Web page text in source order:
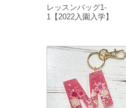
レッスンバッグ1-
1【2022入園入学】